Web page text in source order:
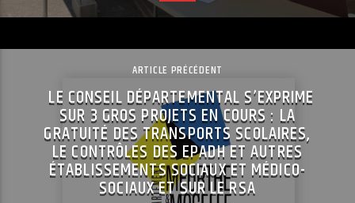
ARTICLE PRÉCÉDENT
LE CONSEIL DÉPARTEMENTAL S’EXPRIME
SUR 3 GROS PROJETS EN COURS : LA
GRATUITÉ DES TRANSPORTS SCOLAIRES,
LE CONTRÔLES DES EPADH ET AUTRES
ÉTABLISSEMENTS SOCIAUX ET MÉDICO-
SOCIAUX ET SUR LE RSA